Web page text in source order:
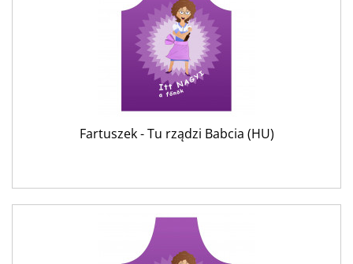
Fartuszek - Tu rządzi Babcia (HU)